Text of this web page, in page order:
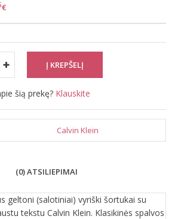
€
šią prekę? Klauskite
Calvin Klein
(0) ATSILIEPIMAI
geltoni (salotiniai) vyriški šortukai su
tekstu Calvin Klein. Klasikinės spalvos